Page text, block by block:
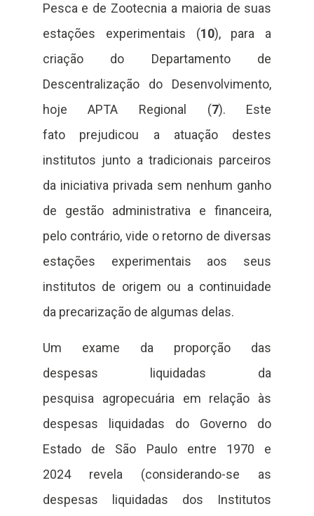
Pesca e de Zootecnia a maioria de suas
estações experimentais (10), para a
criação do Departamento de
Descentralização do Desenvolvimento,
hoje APTA Regional (7). Este
fato prejudicou a atuação destes
institutos junto a tradicionais parceiros
da iniciativa privada sem nenhum ganho
de gestão administrativa e financeira,
pelo contrário, vide o retorno de diversas
estações experimentais aos seus
institutos de origem ou a continuidade
da precarização de algumas delas.
Um exame da proporção das
despesas liquidadas da
pesquisa agropecuária em relação às
despesas liquidadas do Governo do
Estado de São Paulo entre 1970 e
2024 revela (considerando-se as
despesas liquidadas dos Institutos